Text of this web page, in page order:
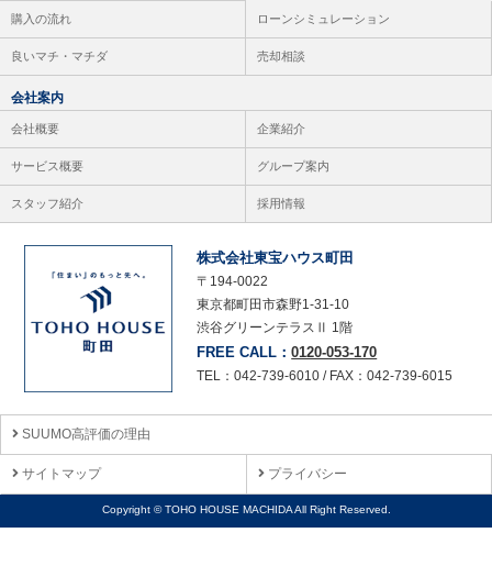
購入の流れ ローンシミュレーション
良いマチ・マチダ 売却相談
会社案内
会社概要 企業紹介
サービス概要 グループ案内
スタッフ紹介 採用情報
株式会社東宝ハウス町田
〒194-0022
東京都町田市森野1-31-10
渋谷グリーンテラスⅡ 1階
FREE CALL：0120-053-170
TEL：042-739-6010 / FAX：042-739-6015
SUUMO高評価の理由
サイトマップ プライバシー
Copyright © TOHO HOUSE MACHIDA All Right Reserved.